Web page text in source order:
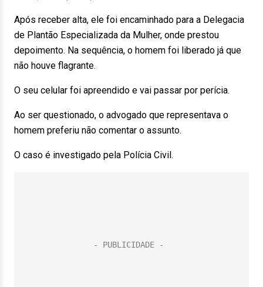
Após receber alta, ele foi encaminhado para a Delegacia
de Plantão Especializada da Mulher, onde prestou
depoimento. Na sequência, o homem foi liberado já que
não houve flagrante.
O seu celular foi apreendido e vai passar por perícia.
Ao ser questionado, o advogado que representava o
homem preferiu não comentar o assunto.
O caso é investigado pela Polícia Civil.